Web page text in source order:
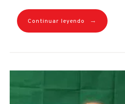
Continuar leyendo →